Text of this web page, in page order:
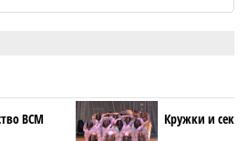
ВСМ Кружки и